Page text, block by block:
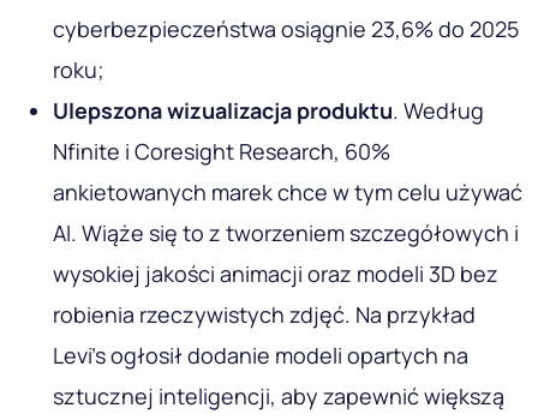
cyberbezpieczeństwa osiągnie 23,6% do 2025
roku;
Ulepszona wizualizacja produktu. Według
Nfinite i Coresight Research, 60%
ankietowanych marek chce w tym celu używać
AI. Wiąże się to z tworzeniem szczegółowych i
wysokiej jakości animacji oraz modeli 3D bez
robienia rzeczywistych zdjęć. Na przykład
Levi's ogłosił dodanie modeli opartych na
sztucznej inteligencji, aby zapewnić większą